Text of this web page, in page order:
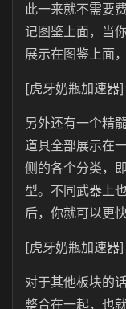
此一来就不需要
记图鉴上面，当
展示在图鉴上面
[虎牙奶瓶加速器]
另外还有一个精
道具全部展示在
侧的各个分类，
型。不同武器上
后，你就可以更
[虎牙奶瓶加速器]
对于其他板块的
整合在一起，也